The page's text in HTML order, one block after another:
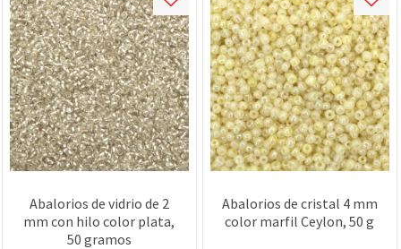
Abalorios de vidrio de 2
mm con hilo color plata,
50 gramos
Abalorios de cristal 4 mm
color marfil Ceylon, 50 g